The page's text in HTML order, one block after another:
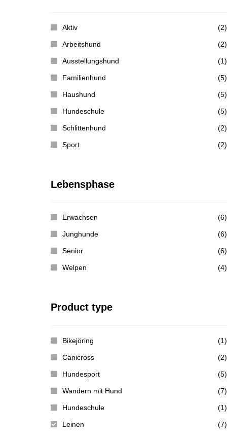
Aktiv (2)
Arbeitshund (2)
Ausstellungshund (1)
Familienhund (5)
Haushund (5)
Hundeschule (5)
Schlittenhund (2)
Sport (2)
Lebensphase
Erwachsen (6)
Junghunde (6)
Senior (6)
Welpen (4)
Product type
Bikejöring (1)
Canicross (2)
Hundesport (5)
Wandern mit Hund (7)
Hundeschule (1)
Leinen (7)